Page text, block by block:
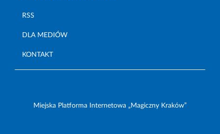
RSS
DLA MEDIÓW
KONTAKT
Miejska Platforma Internetowa „Magiczny Kraków”